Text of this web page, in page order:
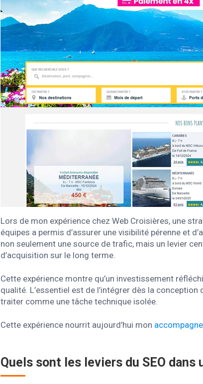
Lors de mon expérience chez Web Croisières, une
équipes a permis d’assurer une visibilité pérenne et
non seulement une source de trafic, mais un levier
d’acquisition sur le long terme.
Cette expérience montre qu’un investissement
qualité. L’essentiel est de l’intégrer dès la
traiter comme une tâche technique isolée.
Cette expérience nourrit aujourd’hui mon
Quels sont les leviers du SEO